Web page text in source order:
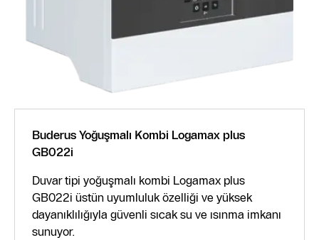
Buderus Yoğuşmalı Kombi Logamax plus
GB022i
Duvar tipi yoğuşmalı kombi Logamax plus
GB022i üstün uyumluluk özelliği ve yüksek
dayanıklılığıyla güvenli sıcak su ve ısınma imkanı
sunuyor.